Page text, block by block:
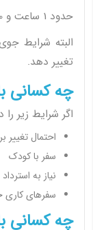
حدود 1 ساعت و 20 دقیقه
البته شرایط
تغییر دهد.
چه کسانی
اگر شرایط زیر
احتمال تغییر
سفر با کودک
نیاز به استرداد
سفرهای
چه کسانی